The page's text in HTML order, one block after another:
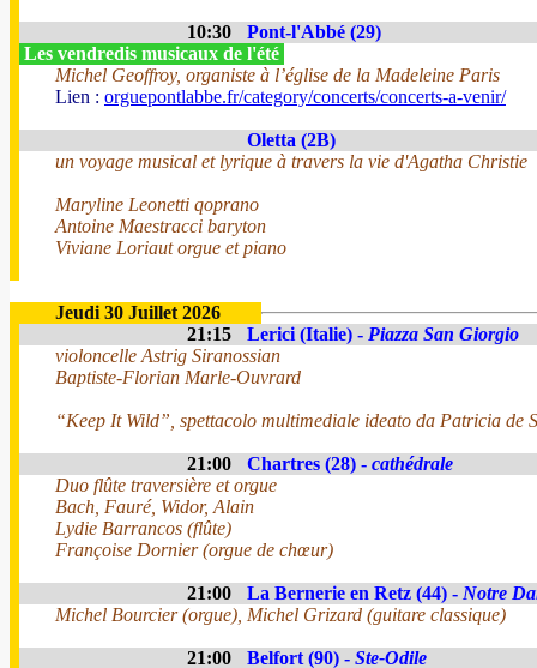
10:30
Pont-l'Abbé (29)
Les vendredis musicaux de l'été
Michel Geoffroy, organiste à l’église de la Madeleine Paris
Lien : orguepontlabbe.fr/category/concerts/concerts-a-venir/
Oletta (2B)
un voyage musical et lyrique à travers la vie d'Agatha Christie
Maryline Leonetti qoprano
Antoine Maestracci baryton
Viviane Loriaut orgue et piano
Jeudi 30 Juillet 2026
21:15
Lerici (Italie) - Piazza San Giorgio
violoncelle Astrig Siranossian
Baptiste-Florian Marle-Ouvrard
“Keep It Wild”, spettacolo multimediale ideato da Patricia de
21:00 Chartres (28) - cathédrale
Duo flûte traversière et orgue
Bach, Fauré, Widor, Alain
Lydie Barrancos (flûte)
Françoise Dornier (orgue de chœur)
21:00 La Bernerie en Retz (44) - Notre
Michel Bourcier (orgue), Michel Grizard (guitare classique)
21:00 Belfort (90) - Ste-Odile